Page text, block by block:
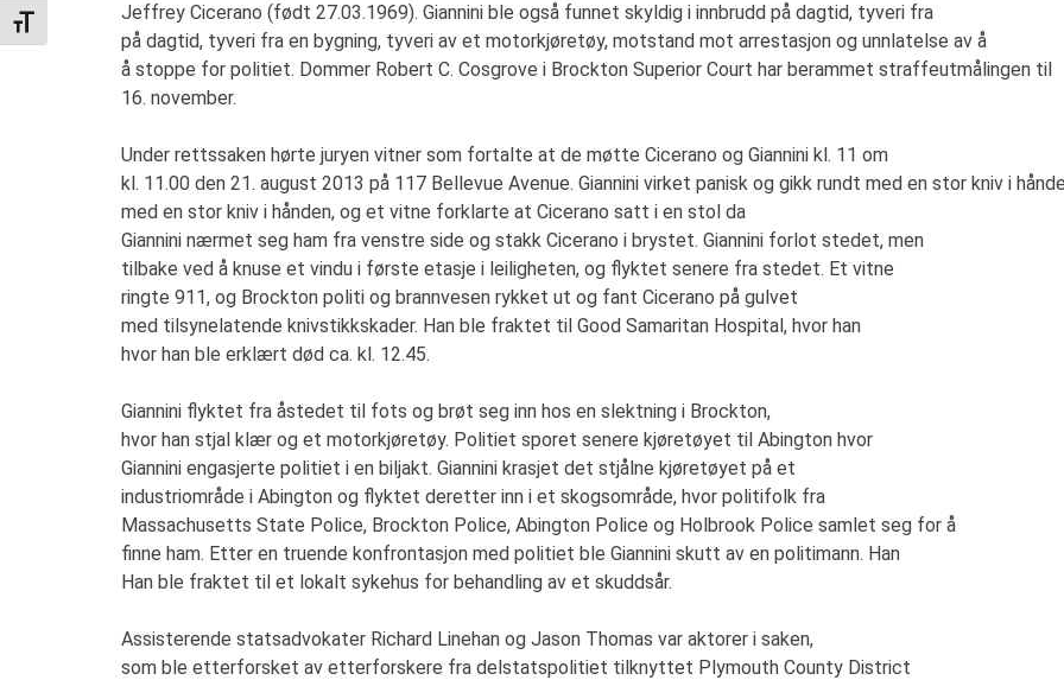
TOGGLE FONT SIZE
Jeffrey Cicerano (født 27.03.1969). Giannini ble også funnet skyldig i innbrudd på dagtid, tyveri fra
på dagtid, tyveri fra en bygning, tyveri av et motorkjøretøy, motstand mot arrestasjon og unnlatelse av å
å stoppe for politiet. Dommer Robert C. Cosgrove i Brockton Superior Court har berammet straffeutmålingen til
16. november.
Under rettssaken hørte juryen vitner som fortalte at de møtte Cicerano og Giannini kl. 11 om
kl. 11.00 den 21. august 2013 på 117 Bellevue Avenue. Giannini virket panisk og gikk rundt med en stor kniv i
med en stor kniv i hånden, og et vitne forklarte at Cicerano satt i en stol da
Giannini nærmet seg ham fra venstre side og stakk Cicerano i brystet. Giannini forlot stedet, men
tilbake ved å knuse et vindu i første etasje i leiligheten, og flyktet senere fra stedet. Et vitne
ringte 911, og Brockton politi og brannvesen rykket ut og fant Cicerano på gulvet
med tilsynelatende knivstikkskader. Han ble fraktet til Good Samaritan Hospital, hvor han
hvor han ble erklært død ca. kl. 12.45.
Giannini flyktet fra åstedet til fots og brøt seg inn hos en slektning i Brockton,
hvor han stjal klær og et motorkjøretøy. Politiet sporet senere kjøretøyet til Abington hvor
Giannini engasjerte politiet i en biljakt. Giannini krasjet det stjålne kjøretøyet på et
industriområde i Abington og flyktet deretter inn i et skogsområde, hvor politifolk fra
Massachusetts State Police, Brockton Police, Abington Police og Holbrook Police samlet seg for å
finne ham. Etter en truende konfrontasjon med politiet ble Giannini skutt av en politimann. Han
Han ble fraktet til et lokalt sykehus for behandling av et skuddsår.
Assisterende statsadvokater Richard Linehan og Jason Thomas var aktorer i saken,
som ble etterforsket av etterforskere fra delstatspolitiet tilknyttet Plymouth County District